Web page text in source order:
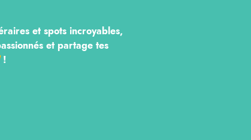
et spots incroyables,
et partage tes